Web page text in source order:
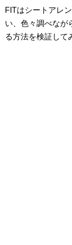
FITはシートアレ
い、色々調べなが
る方法を検証して